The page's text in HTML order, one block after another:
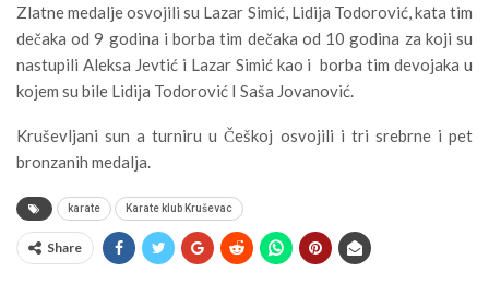
Zlatne medalje osvojili su Lazar Simić, Lidija Todorović, kata tim
dečaka od 9 godina i borba tim dečaka od 10 godina za koji su
nastupili Aleksa Jevtić i Lazar Simić kao i borba tim devojaka u
kojem su bile Lidija Todorović I Saša Jovanović.
Kruševljani sun a turniru u Češkoj osvojili i tri srebrne i pet
bronzanih medalja.
karate Karate klub Kruševac
Share